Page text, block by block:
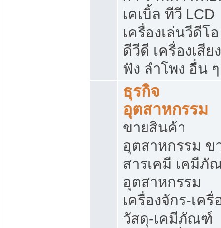
เคเบิ้ล ทีวี LCD
เครื่องเล่นวีดีโอ
ดีวีดี เครื่องเสีย
ฟัง ลำโพง อื่น ๆ
ธุรกิจ
อุตสาหกรรม
ขายสินค้า
อุตสาหกรรม ข
สารเคมี เคมีภั
อุตสาหกรรม
เครื่องจักร-เครื่
วัสดุ-เคมีภัณฑ์